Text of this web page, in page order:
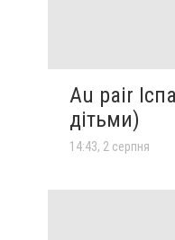
Au pair
дітьми)
14:43, 2 серпня